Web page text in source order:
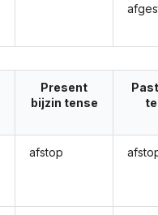
Present
bijzin tense
afstop